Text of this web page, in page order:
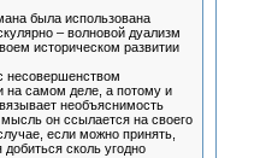
была использована
– волновой дуализм
историческом развитии
несовершенством
на самом деле, а потому и
необъяснимость
он ссылается на своего
если можно принять,
сколь угодно